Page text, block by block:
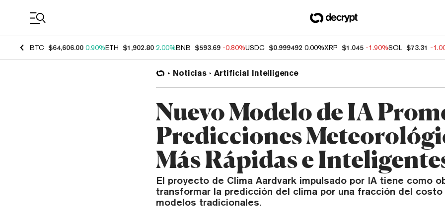
BTC $64,606.00 0.90%ETH $1,902.80 2.00%BNB $593.69 -0.80%USDC $0.999492 0.00%XRP $1.045 -1.90%SOL $73.31 -
Noticias Artificial Intelligence
Nuevo Modelo de IA
Predicciones
Más Rápidas e
El proyecto de Clima Aardvark impulsado por IA tiene como
transformar la predicción del clima por una fracción del
modelos tradicionales.